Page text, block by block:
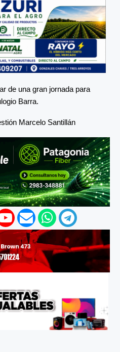
de una gran jornada para
Barra.
Marcelo Santillán